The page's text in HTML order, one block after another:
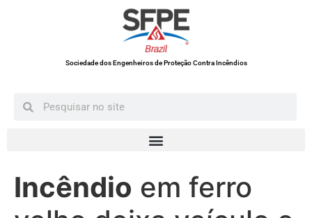
Sociedade dos Engenheiros de Proteção Contra Incêndios
Incêndio em ferro